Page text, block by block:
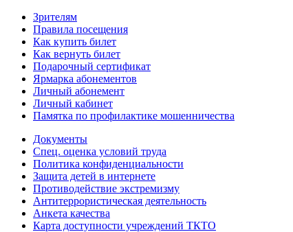
Зрителям
Правила посещения
Как купить билет
Как вернуть билет
Подарочный сертификат
Ярмарка абонементов
Личный абонемент
Личный кабинет
Памятка по профилактике мошенничества
Документы
Спец. оценка условий труда
Политика конфиденциальности
Защита детей в интернете
Противодействие экстремизму
Антитеррористическая деятельность
Анкета качества
Карта доступности учреждений ТКТО